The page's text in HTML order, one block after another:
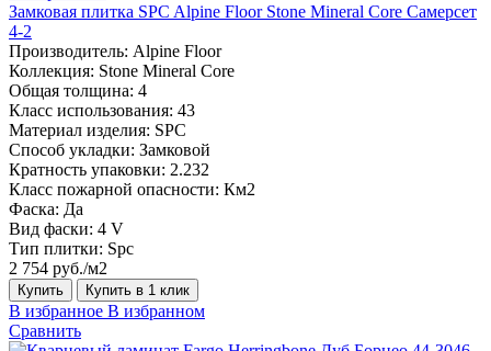
Замковая плитка SPC Alpine Floor Stone Mineral Core Самерсет
4-2
Производитель: Alpine Floor
Коллекция: Stone Mineral Core
Общая толщина: 4
Класс использования: 43
Материал изделия: SPC
Способ укладки: Замковой
Кратность упаковки: 2.232
Класс пожарной опасности: Км2
Фаска: Да
Вид фаски: 4 V
Тип плитки: Spc
2 754 руб./м2
Купить Купить в 1 клик
В избранное В избранном
Сравнить